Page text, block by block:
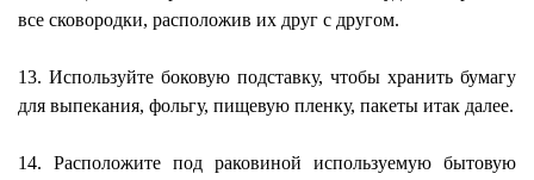
все сковородки, расположив их друг с другом.
13. Используйте боковую подставку, чтобы хранить бумагу
для выпекания, фольгу, пищевую пленку, пакеты итак далее.
14. Расположите под раковиной используемую бытовую